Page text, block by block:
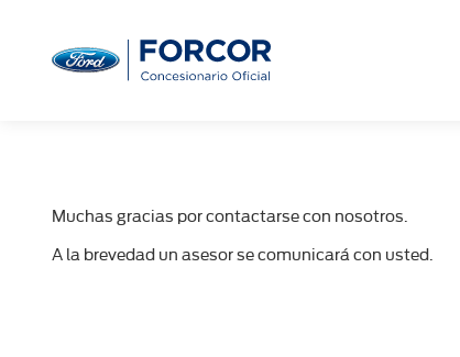
Muchas gracias por contactarse con nosotros.
A la brevedad un asesor se comunicará con usted.